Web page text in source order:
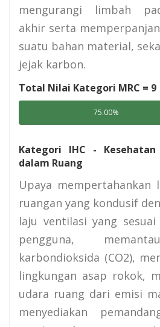
mengurangi limbah
akhir serta
suatu bahan material,
jejak karbon.
Total Nilai Kategori MRC = 9
75.00%
Kategori IHC - Kesehatan
dalam Ruang
Upaya mempertahankan
ruangan yang kondusif
laju ventilasi yang
pengguna,
karbondioksida (CO2),
lingkungan asap rokok,
udara ruang dari emisi
menyediakan